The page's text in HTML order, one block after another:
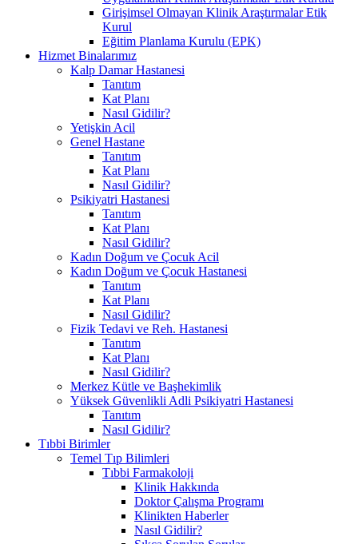
Girişimsel Olmayan Klinik Araştırmalar Etik
Kurul
Eğitim Planlama Kurulu (EPK)
Hizmet Binalarımız
Kalp Damar Hastanesi
Tanıtım
Kat Planı
Nasıl Gidilir?
Yetişkin Acil
Genel Hastane
Tanıtım
Kat Planı
Nasıl Gidilir?
Psikiyatri Hastanesi
Tanıtım
Kat Planı
Nasıl Gidilir?
Kadın Doğum ve Çocuk Acil
Kadın Doğum ve Çocuk Hastanesi
Tanıtım
Kat Planı
Nasıl Gidilir?
Fizik Tedavi ve Reh. Hastanesi
Tanıtım
Kat Planı
Nasıl Gidilir?
Merkez Kütle ve Başhekimlik
Yüksek Güvenlikli Adli Psikiyatri Hastanesi
Tanıtım
Nasıl Gidilir?
Tıbbi Birimler
Temel Tıp Bilimleri
Tıbbi Farmakoloji
Klinik Hakkında
Doktor Çalışma Programı
Klinikten Haberler
Nasıl Gidilir?